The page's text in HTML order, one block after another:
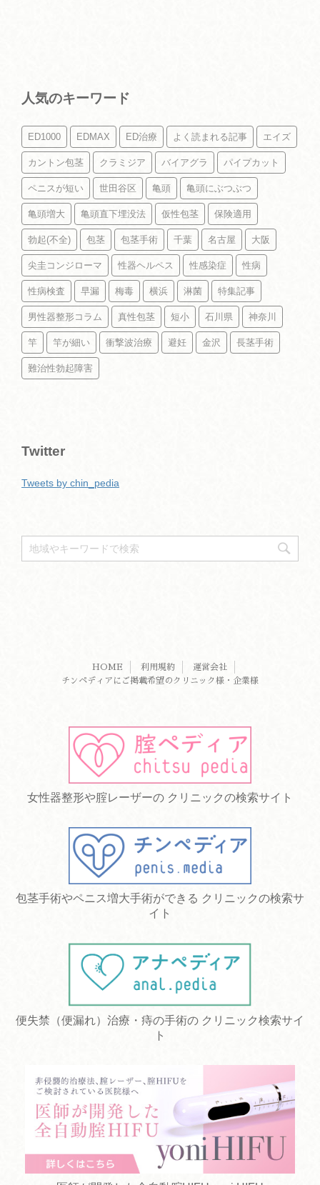
人気のキーワード
ED1000 EDMAX ED治療 よく読まれる記事 エイズ
カントン包茎 クラミジア バイアグラ パイプカット
ペニスが短い 世田谷区 亀頭 亀頭にぶつぶつ
亀頭増大 亀頭直下埋没法 仮性包茎 保険適用
勃起(不全) 包茎 包茎手術 千葉 名古屋 大阪
尖圭コンジローマ 性器ヘルペス 性感染症 性病
性病検査 早漏 梅毒 横浜 淋菌 特集記事
男性器整形コラム 真性包茎 短小 石川県 神奈川
竿 竿が細い 衝撃波治療 避妊 金沢 長茎手術
難治性勃起障害
Twitter
Tweets by chin_pedia
HOME 利用規約
運営会社
チンペディアにご掲載希望のクリニック様・企業様
女性器整形や腟レーザーの クリニックの検索サイト
包茎手術やペニス増大手術ができる クリニックの検索サ
イト
便失禁（便漏れ）治療・痔の手術の クリニック検索サイ
ト